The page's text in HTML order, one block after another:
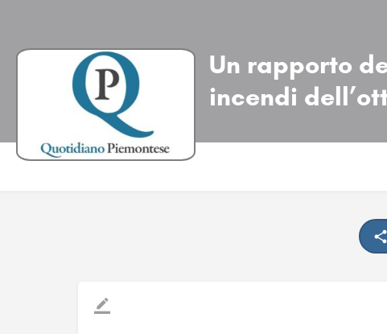
Un rapporto
incendi